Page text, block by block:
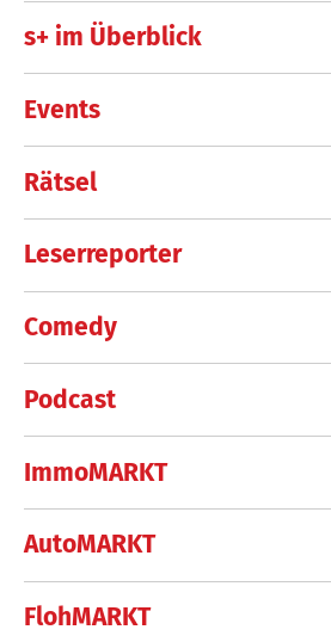
s+ im Überblick
Events
Rätsel
Leserreporter
Comedy
Podcast
ImmoMARKT
AutoMARKT
FlohMARKT